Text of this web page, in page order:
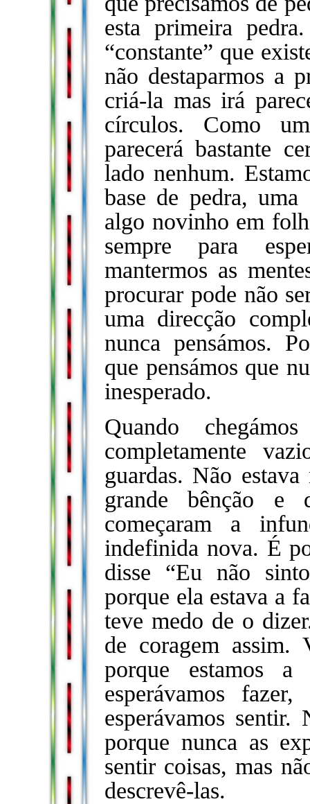
esta primeira
“constante” que
não destaparmos a
criá-la mas irá
círculos. Como
parecerá bastante
lado nenhum.
base de pedra,
algo novinho em
sempre para
mantermos as
procurar pode não
uma direcção
nunca pensámos.
que pensámos que
inesperado.
Quando
completamente
guardas. Não
grande bênção e
começaram a
indefinida nova. É
disse “Eu não
porque ela estava a
teve medo de o
de coragem assim.
porque estamos
esperávamos
esperávamos
porque nunca as
sentir coisas, mas
descrevê-las.